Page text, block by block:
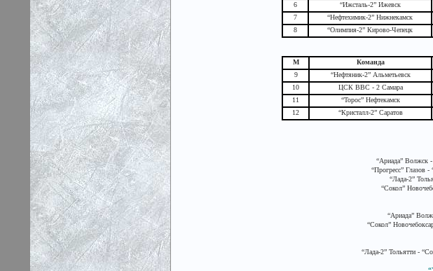
6
“Ижсталь-2” Ижевск
7
“Нефтехимик-2” Нижнекамск
8
“Олимпия-2” Кирово-Чепецк
М
Команда
9
“Нефтяник-2” Альметьевск
10
ЦСК ВВС - 2 Самара
11
“Торос” Нефтекамск
12
“Кристалл-2” Саратов
“Ариада” Волжск
“Прогресс” Глазов
“Лада-2”
“Сокол”
“Ариада”
“Сокол”
“Лада-2” Тольятти -